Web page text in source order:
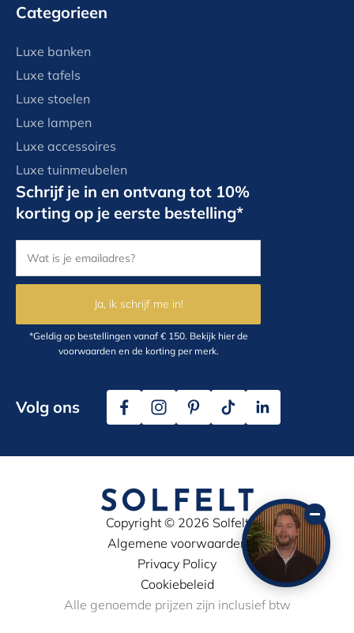
Categorieen
Luxe banken
Luxe tafels
Luxe stoelen
Luxe lampen
Luxe accessoires
Luxe tuinmeubelen
Schrijf je in en ontvang tot 10%
korting op je eerste bestelling*
Ja, ik schrijf me in!
*Geldig op bestellingen vanaf € 150. Bekijk hierde
voorwaarden en de korting per merk.
Volg ons
Copyright © 2026 Solfelt
Algemene voorwaarden
Privacy Policy
Cookiebeleid
Alle genoemde prijzen zijn inclusief btw